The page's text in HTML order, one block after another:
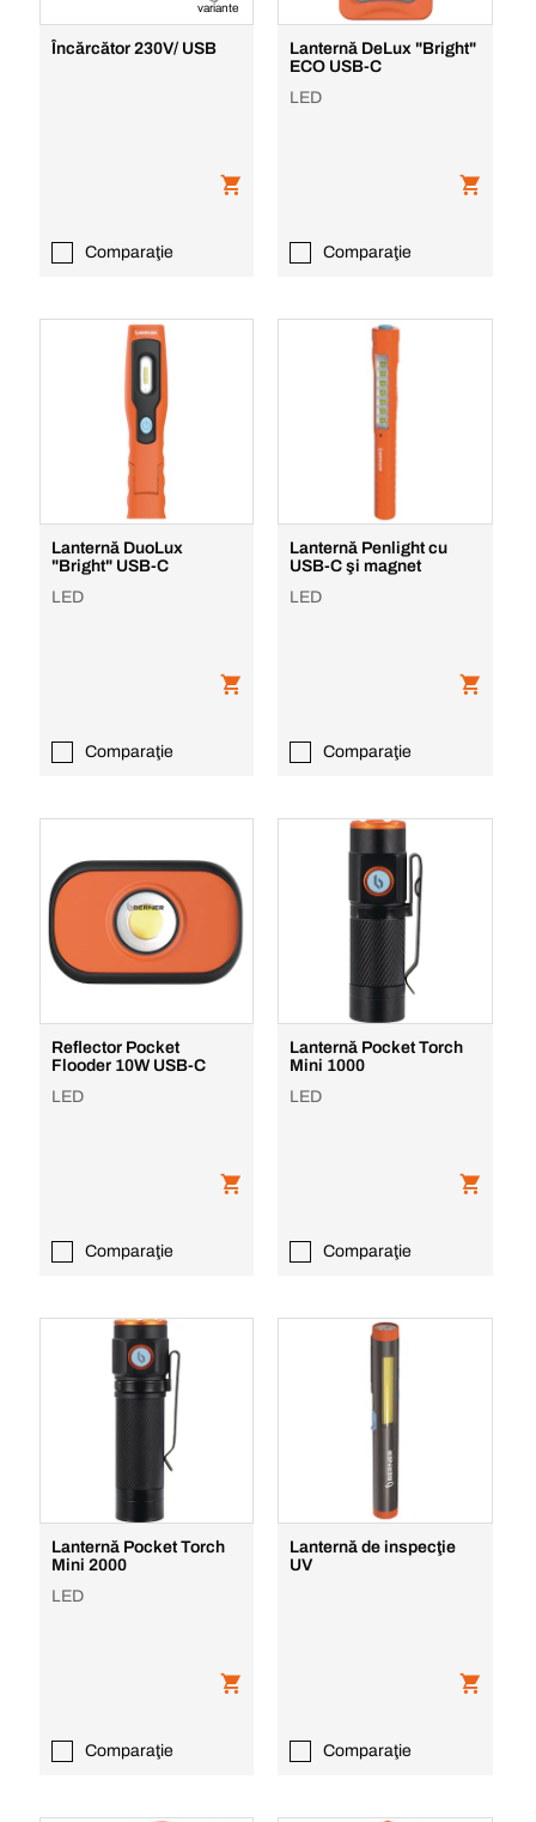
variante
Încărcător 230V/ USB
Comparaţie
Lanternă DeLux "Bright"
ECO USB-C
LED
Comparaţie
Lanternă DuoLux
"Bright" USB-C
LED
Comparaţie
Lanternă Penlight cu
USB-C şi magnet
LED
Comparaţie
Reflector Pocket
Flooder 10W USB-C
LED
Comparaţie
Lanternă Pocket Torch
Mini 1000
LED
Comparaţie
Lanternă Pocket Torch
Mini 2000
LED
Comparaţie
Lanternă de inspecţie
UV
Comparaţie